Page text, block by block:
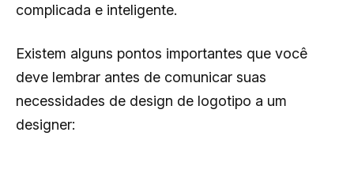
complicada e inteligente.
Existem alguns pontos importantes que você
deve lembrar antes de comunicar suas
necessidades de design de logotipo a um
designer: